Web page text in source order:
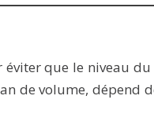
que le niveau
de volume, dépend